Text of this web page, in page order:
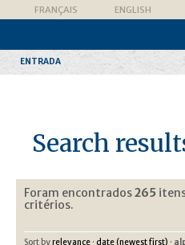
FerramentasFRANÇAIS ENGLISH
ENTRADA
Search
Foram encontrados265
critérios.
Sort byrelevance · date (newest first) ·